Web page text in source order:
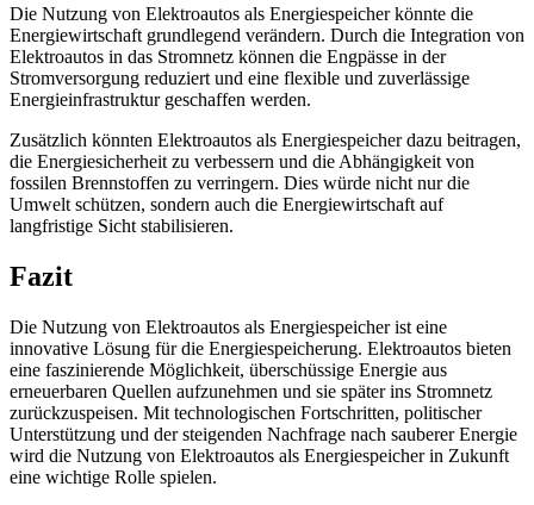
Die Nutzung von Elektroautos als Energiespeicher könnte die
Energiewirtschaft grundlegend verändern. Durch die Integration von
Elektroautos in das Stromnetz können die Engpässe in der
Stromversorgung reduziert und eine flexible und zuverlässige
Energieinfrastruktur geschaffen werden.
Zusätzlich könnten Elektroautos als Energiespeicher dazu beitragen,
die Energiesicherheit zu verbessern und die Abhängigkeit von
fossilen Brennstoffen zu verringern. Dies würde nicht nur die
Umwelt schützen, sondern auch die Energiewirtschaft auf
langfristige Sicht stabilisieren.
Fazit
Die Nutzung von Elektroautos als Energiespeicher ist eine
innovative Lösung für die Energiespeicherung. Elektroautos bieten
eine faszinierende Möglichkeit, überschüssige Energie aus
erneuerbaren Quellen aufzunehmen und sie später ins Stromnetz
zurückzuspeisen. Mit technologischen Fortschritten, politischer
Unterstützung und der steigenden Nachfrage nach sauberer Energie
wird die Nutzung von Elektroautos als Energiespeicher in Zukunft
eine wichtige Rolle spielen.